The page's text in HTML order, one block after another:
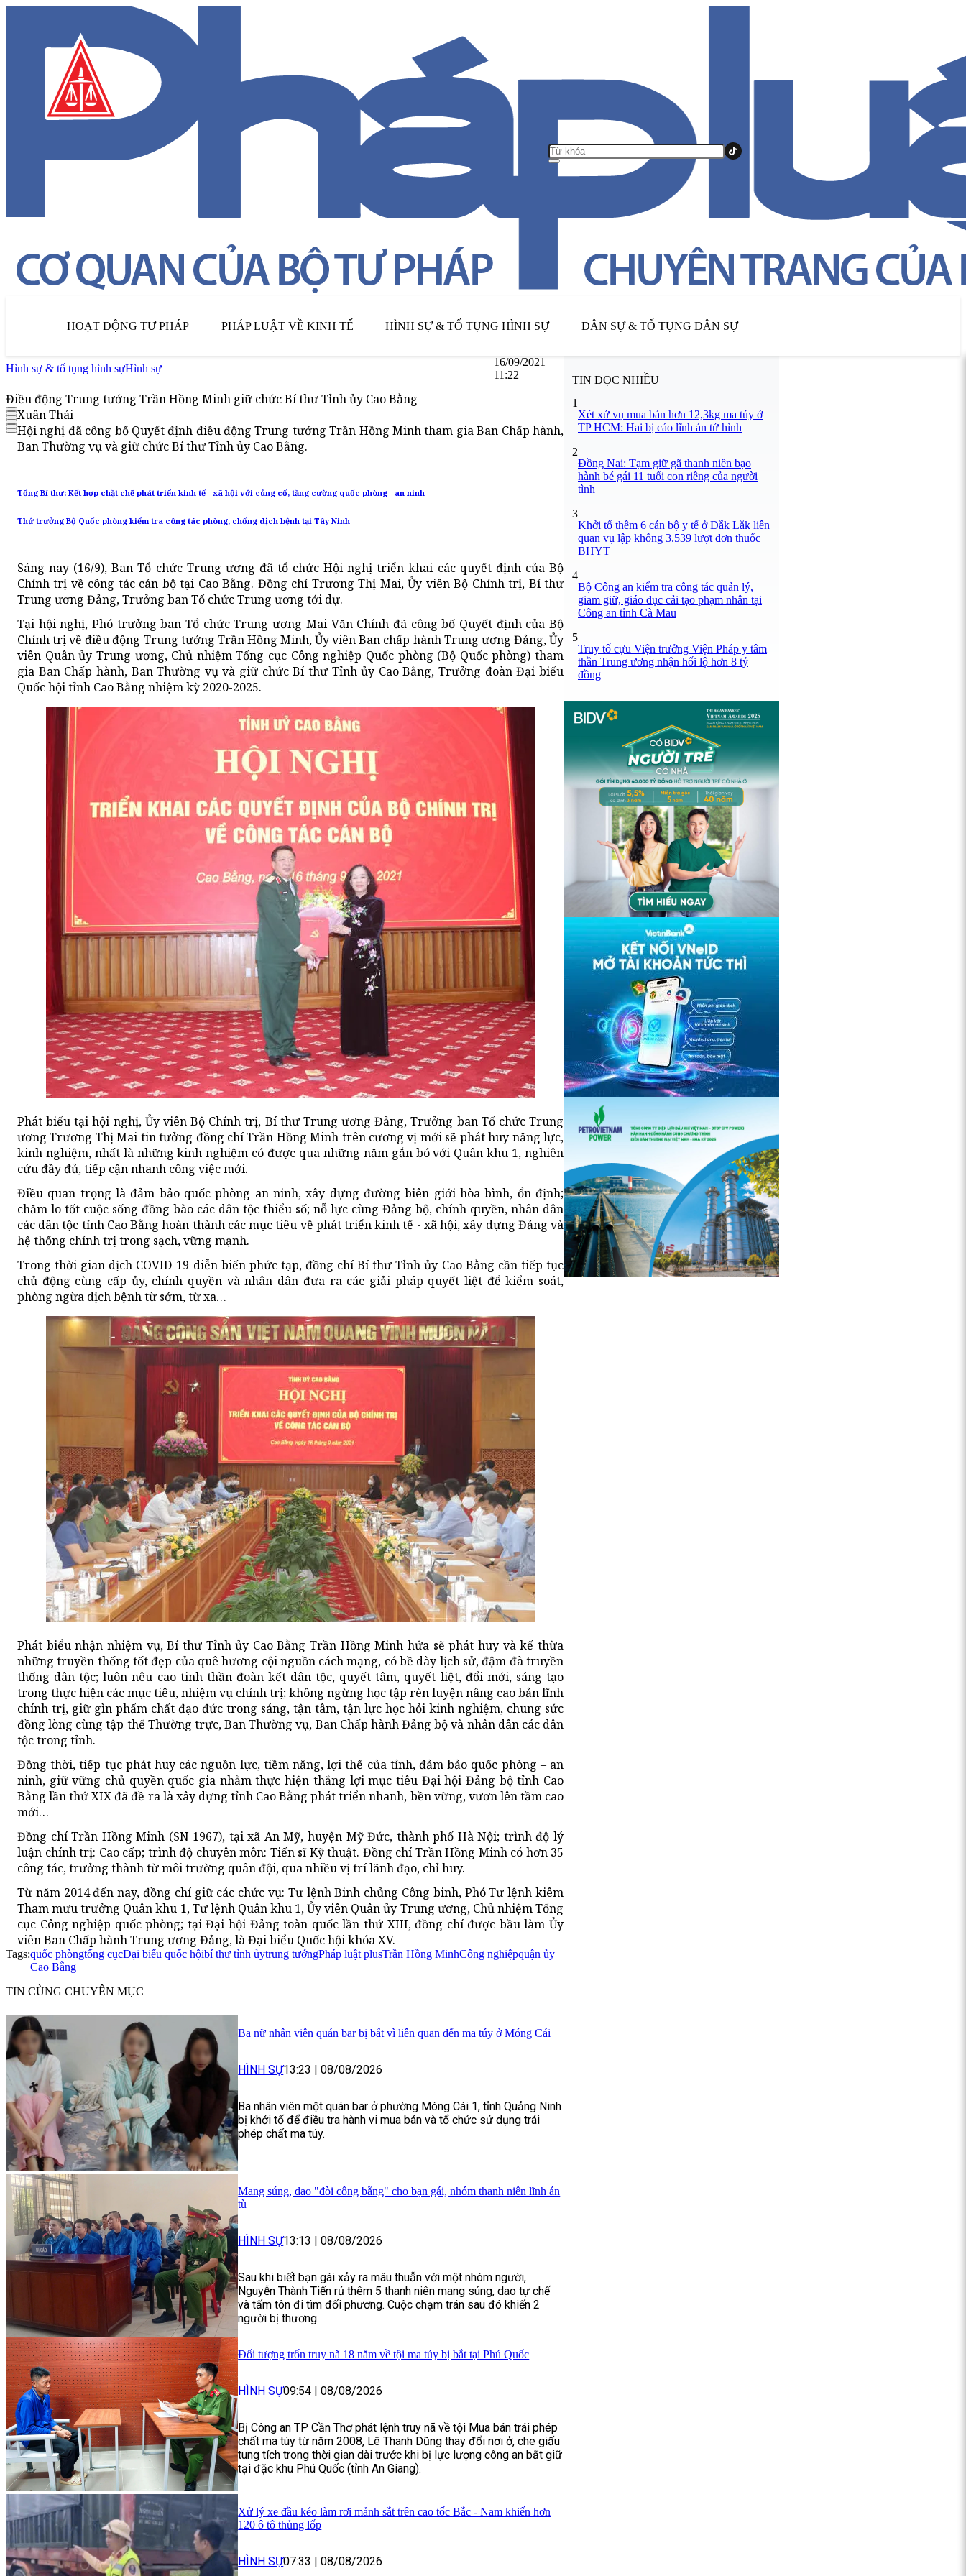
HOẠT ĐỘNG TƯ PHÁP PHÁP LUẬT VỀ KINH TẾ HÌNH SỰ & TỐ TỤNG HÌNH SỰ DÂN SỰ & TỐ TỤNG DÂN SỰ
Hình sự & tố tụng hình sựHình sự
16/09/2021
11:22
Điều động Trung tướng Trần Hồng Minh giữ chức Bí thư Tỉnh ủy Cao Bằng
Xuân Thái
Hội nghị đã công bố Quyết định điều động Trung tướng Trần Hồng Minh tham gia Ban Chấp hành,
Ban Thường vụ và giữ chức Bí thư Tỉnh ủy Cao Bằng.
Tổng Bí thư: Kết hợp chặt chẽ phát triển kinh tế - xã hội với củng cố, tăng cường quốc phòng - an ninh
Thứ trưởng Bộ Quốc phòng kiểm tra công tác phòng, chống dịch bệnh tại Tây Ninh
Sáng nay (16/9), Ban Tổ chức Trung ương đã tổ chức Hội nghị triển khai các quyết định của Bộ
Chính trị về công tác cán bộ tại Cao Bằng. Đồng chí Trương Thị Mai, Ủy viên Bộ Chính trị, Bí thư
Trung ương Đảng, Trưởng ban Tổ chức Trung ương tới dự.
Tại hội nghị, Phó trưởng ban Tổ chức Trung ương Mai Văn Chính đã công bố Quyết định của Bộ
Chính trị về điều động Trung tướng Trần Hồng Minh, Ủy viên Ban chấp hành Trung ương Đảng, Ủy
viên Quân ủy Trung ương, Chủ nhiệm Tổng cục Công nghiệp Quốc phòng (Bộ Quốc phòng) tham
gia Ban Chấp hành, Ban Thường vụ và giữ chức Bí thư Tỉnh ủy Cao Bằng, Trưởng đoàn Đại biểu
Quốc hội tỉnh Cao Bằng nhiệm kỳ 2020-2025.
Phát biểu tại hội nghị, Ủy viên Bộ Chính trị, Bí thư Trung ương Đảng, Trưởng ban Tổ chức Trung
ương Trương Thị Mai tin tưởng đồng chí Trần Hồng Minh trên cương vị mới sẽ phát huy năng lực,
kinh nghiệm, nhất là những kinh nghiệm có được qua những năm gắn bó với Quân khu 1, nghiên
cứu đầy đủ, tiếp cận nhanh công việc mới.
Điều quan trọng là đảm bảo quốc phòng an ninh, xây dựng đường biên giới hòa bình, ổn định;
chăm lo tốt cuộc sống đồng bào các dân tộc thiểu số; nỗ lực cùng Đảng bộ, chính quyền, nhân dân
các dân tộc tỉnh Cao Bằng hoàn thành các mục tiêu về phát triển kinh tế - xã hội, xây dựng Đảng và
hệ thống chính trị trong sạch, vững mạnh.
Trong thời gian dịch COVID-19 diễn biến phức tạp, đồng chí Bí thư Tỉnh ủy Cao Bằng cần tiếp tục
chủ động cùng cấp ủy, chính quyền và nhân dân đưa ra các giải pháp quyết liệt để kiểm soát,
phòng ngừa dịch bệnh từ sớm, từ xa…
Phát biểu nhận nhiệm vụ, Bí thư Tỉnh ủy Cao Bằng Trần Hồng Minh hứa sẽ phát huy và kế thừa
những truyền thống tốt đẹp của quê hương cội nguồn cách mạng, có bề dày lịch sử, đậm đà truyền
thống dân tộc; luôn nêu cao tinh thần đoàn kết dân tộc, quyết tâm, quyết liệt, đổi mới, sáng tạo
trong thực hiện các mục tiêu, nhiệm vụ chính trị; không ngừng học tập rèn luyện nâng cao bản lĩnh
chính trị, giữ gìn phẩm chất đạo đức trong sáng, tận tâm, tận lực học hỏi kinh nghiệm, chung sức
đồng lòng cùng tập thể Thường trực, Ban Thường vụ, Ban Chấp hành Đảng bộ và nhân dân các dân
tộc trong tỉnh.
Đồng thời, tiếp tục phát huy các nguồn lực, tiềm năng, lợi thế của tỉnh, đảm bảo quốc phòng – an
ninh, giữ vững chủ quyền quốc gia nhằm thực hiện thắng lợi mục tiêu Đại hội Đảng bộ tỉnh Cao
Bằng lần thứ XIX đã đề ra là xây dựng tỉnh Cao Bằng phát triển nhanh, bền vững, vươn lên tầm cao
mới…
Đồng chí Trần Hồng Minh (SN 1967), tại xã An Mỹ, huyện Mỹ Đức, thành phố Hà Nội; trình độ lý
luận chính trị: Cao cấp; trình độ chuyên môn: Tiến sĩ Kỹ thuật. Đồng chí Trần Hồng Minh có hơn 35
công tác, trưởng thành từ môi trường quân đội, qua nhiều vị trí lãnh đạo, chỉ huy.
Từ năm 2014 đến nay, đồng chí giữ các chức vụ: Tư lệnh Binh chủng Công binh, Phó Tư lệnh kiêm
Tham mưu trưởng Quân khu 1, Tư lệnh Quân khu 1, Ủy viên Quân ủy Trung ương, Chủ nhiệm Tổng
cục Công nghiệp quốc phòng; tại Đại hội Đảng toàn quốc lần thứ XIII, đồng chí được bầu làm Ủy
viên Ban Chấp hành Trung ương Đảng, là Đại biểu Quốc hội khóa XV.
Tags:quốc phòngtổng cụcĐại biểu quốc hộibí thư tỉnh ủytrung tướngPháp luật plusTrần Hồng MinhCông nghiệpquận ủy
Cao Bằng
TIN CÙNG CHUYÊN MỤC
Ba nữ nhân viên quán bar bị bắt vì liên quan đến ma túy ở Móng Cái
HÌNH SỰ13:23 08/08/2026
Ba nhân viên một quán bar ở phường Móng Cái 1, tỉnh Quảng Ninh
bị khởi tố để điều tra hành vi mua bán và tổ chức sử dụng trái
phép chất ma túy.
Mang súng, dao "đòi công bằng" cho bạn gái, nhóm thanh niên lĩnh án
tù
HÌNH SỰ13:13 | 08/08/2026
Sau khi biết bạn gái xảy ra mâu thuẫn với một nhóm người,
Nguyễn Thành Tiến rủ thêm 5 thanh niên mang súng, dao tự chế
và tấm tôn đi tìm đối phương. Cuộc chạm trán sau đó khiến 2
người bị thương.
Đối tượng trốn truy nã 18 năm về tội ma túy bị bắt tại Phú Quốc
HÌNH SỰ09:54 | 08/08/2026
Bị Công an TP Cần Thơ phát lệnh truy nã về tội Mua bán trái phép
chất ma túy từ năm 2008, Lê Thanh Dũng thay đổi nơi ở, che giấu
tung tích trong thời gian dài trước khi bị lực lượng công an bắt giữ
tại đặc khu Phú Quốc (tỉnh An Giang).
Xử lý xe đầu kéo làm rơi mảnh sắt trên cao tốc Bắc - Nam khiến hơn
120 ô tô thủng lốp
HÌNH SỰ07:33 08/08/2026
TIN ĐỌC NHIỀU
1
Xét xử vụ mua bán hơn 12,3kg ma túy ở
TP HCM: Hai bị cáo lĩnh án tử hình
2
Đồng Nai: Tạm giữ gã thanh niên bạo
hành bé gái 11 tuổi con riêng của người
tình
3
Khởi tố thêm 6 cán bộ y tế ở Đắk Lắk liên
quan vụ lập khống 3.539 lượt đơn thuốc
BHYT
4
Bộ Công an kiểm tra công tác quản lý,
giam giữ, giáo dục cải tạo phạm nhân tại
Công an tỉnh Cà Mau
5
Truy tố cựu Viện trưởng Viện Pháp y tâm
thần Trung ương nhận hối lộ hơn 8 tỷ
đồng